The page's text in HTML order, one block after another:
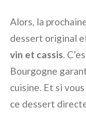
Alors, la
dessert original
vin et cassis.
Bourgogne
cuisine. Et si
ce dessert